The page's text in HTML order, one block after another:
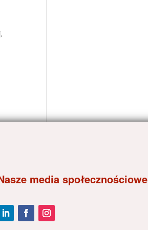
media społecznościowe